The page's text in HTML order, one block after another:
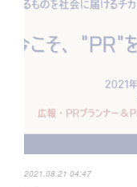
2021.08.21 04:47